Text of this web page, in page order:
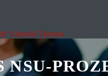
Aktuelle Themen
NSU-